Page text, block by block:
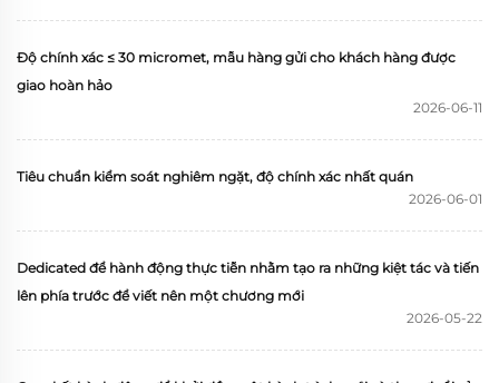
Độ chính xác ≤ 30 micromet, mẫu hàng gửi cho khách hàng được
giao hoàn hảo
2026-06-11
Tiêu chuẩn kiểm soát nghiêm ngặt, độ chính xác nhất quán
2026-06-01
Dedicated để hành động thực tiễn nhằm tạo ra những kiệt tác và tiến
lên phía trước để viết nên một chương mới
2026-05-22